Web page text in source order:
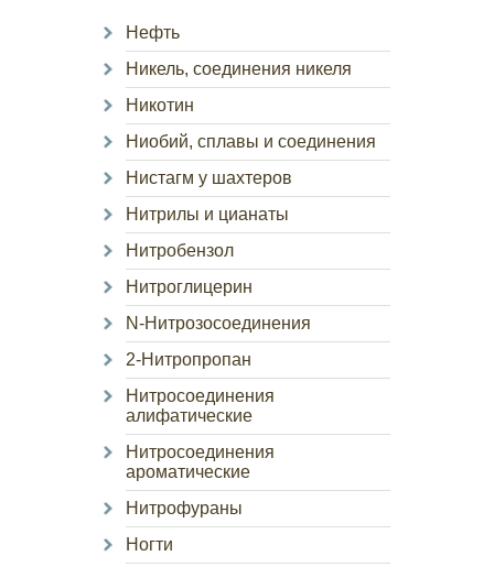
Нефть
Никель, соединения никеля
Никотин
Ниобий, сплавы и соединения
Нистагм у шахтеров
Нитрилы и цианаты
Нитробензол
Нитроглицерин
N-Нитрозосоединения
2-Нитропропан
Нитросоединения
алифатические
Нитросоединения
ароматические
Нитрофураны
Ногти